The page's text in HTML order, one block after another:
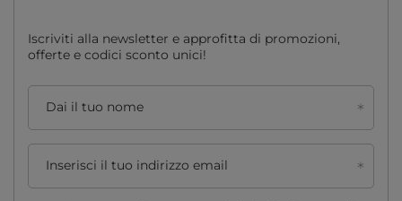
Iscriviti alla newsletter e approfitta di promozioni,
offerte e codici sconto unici!
Dai il tuo nome
Inserisci il tuo indirizzo email